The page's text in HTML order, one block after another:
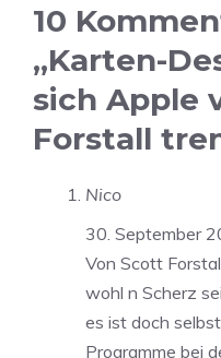
10
„Karten-
sich Apple
Forstall
Nico
30. September
Von Scott
wohl n Scherz
es ist doch
Programme bei